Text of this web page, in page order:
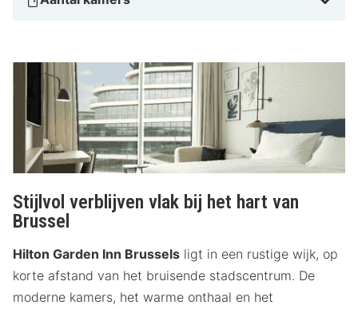
Stijlvol verblijven vlak bij het hart van
Brussel
Hilton Garden Inn Brussels ligt in een rustige wijk, op
korte afstand van het bruisende stadscentrum. De
moderne kamers, het warme onthaal en het